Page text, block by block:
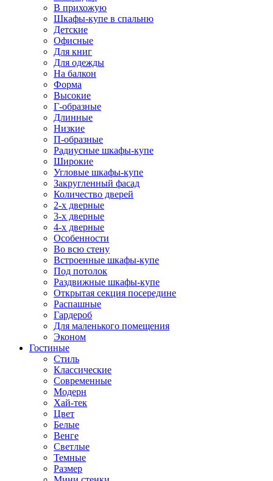
В прихожую
Шкафы-купе в спальню
Детские
Офисные
Для книг
Для одежды
На балкон
Форма
Высокие
Г-образные
Длинные
Низкие
П-образные
Радиусные шкафы-купе
Широкие
Угловые шкафы-купе
Закругленный фасад
Количество дверей
2-х дверные
3-х дверные
4-х дверные
Особенности
Во всю стену
Встроенные шкафы-купе
Под потолок
Раздвижные шкафы-купе
Открытая секция посередине
Распашные
Гардероб
Для маленького помещения
Эконом
Гостиные
Стиль
Классические
Современные
Модерн
Хай-тек
Цвет
Белые
Венге
Светлые
Темные
Размер